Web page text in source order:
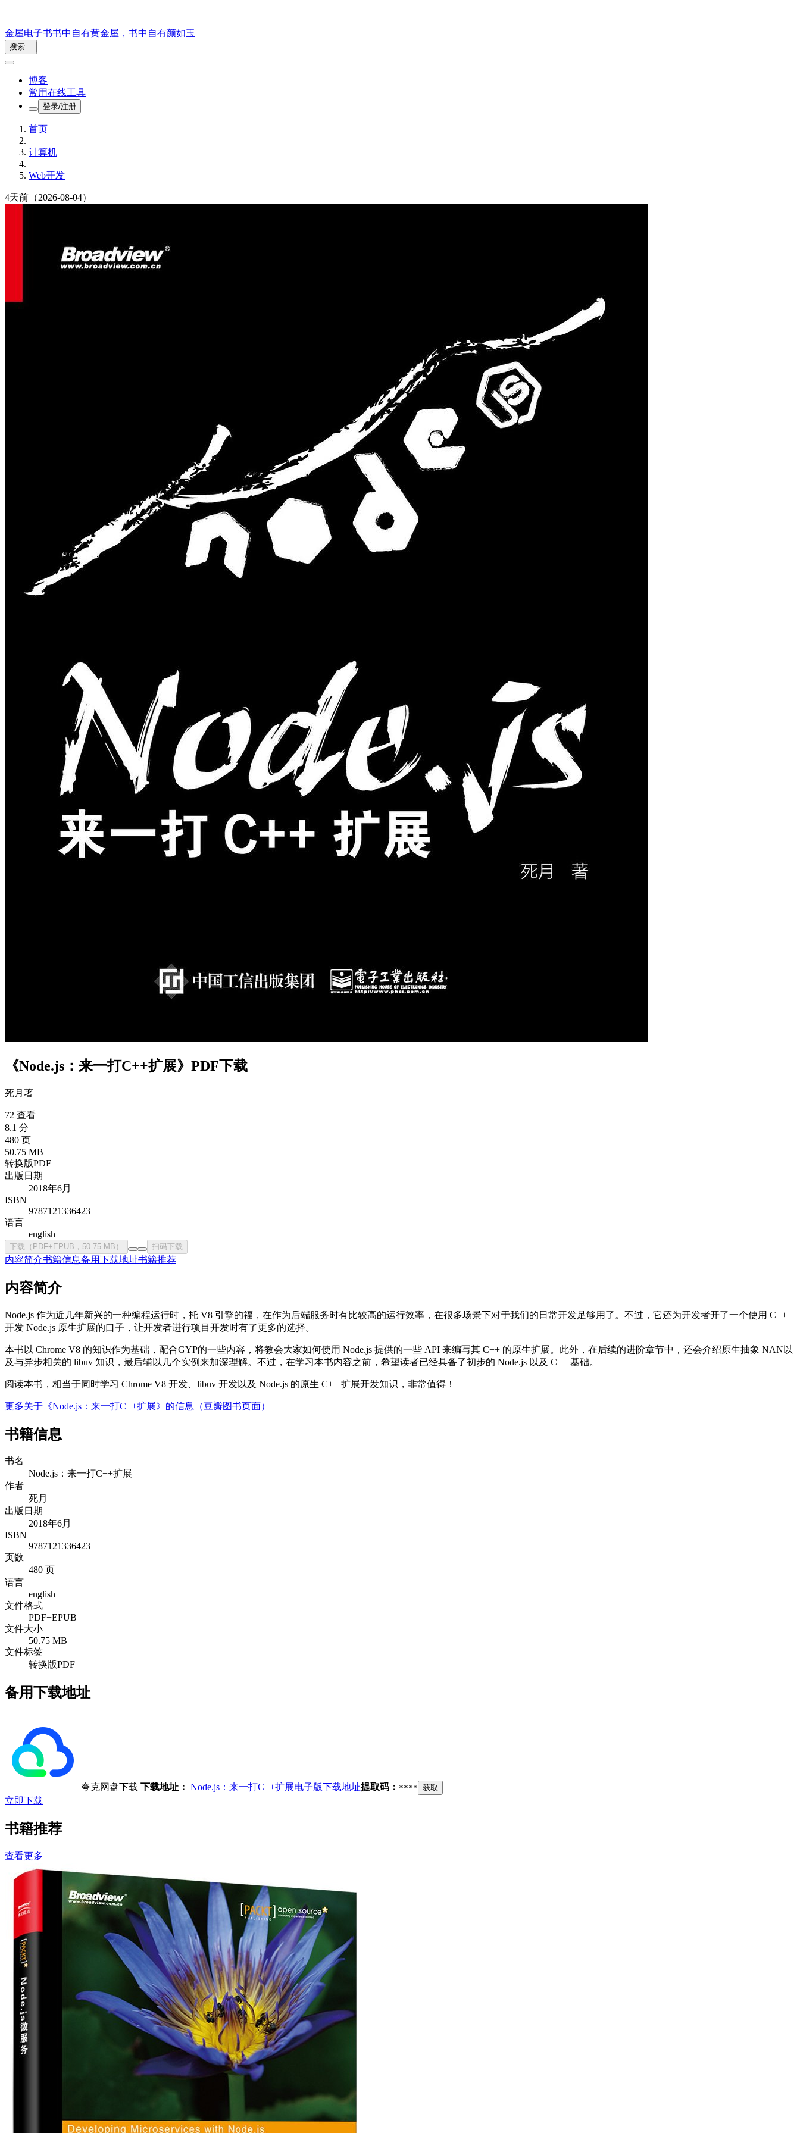
金屋电子书书中自有黄金屋，书中自有颜如玉
搜索...
博客
常用在线工具
登录/注册
首页
计算机
Web开发
4天前 （2026-08-04）
《Node.js：来一打C++扩展》PDF下载
死月 著
72 查看
8.1 分
480 页
50.75 MB
转换版PDF
出版日期
2018年6月
ISBN
9787121336423
语言
english
下载（PDF+EPUB，50.75 MB） 扫码下载
内容简介书籍信息备用下载地址书籍推荐
内容简介
Node.js 作为近几年新兴的一种编程运行时，托 V8 引擎的福，在作为后端服务时有比较高的运行效率，在很多场景下对于我们的日常开发足够用了。不过，它还为开发者开了一个使用 C++
开发 Node.js 原生扩展的口子，让开发者进行项目开发时有了更多的选择。
本书以 Chrome V8 的知识作为基础，配合GYP的一些内容，将教会大家如何使用 Node.js 提供的一些 API 来编写其 C++ 的原生扩展。此外，在后续的进阶章节中，还会介绍原生抽象 NAN以
及与异步相关的 libuv 知识，最后辅以几个实例来加深理解。不过，在学习本书内容之前，希望读者已经具备了初步的 Node.js 以及 C++ 基础。
阅读本书，相当于同时学习 Chrome V8 开发、libuv 开发以及 Node.js 的原生 C++ 扩展开发知识，非常值得！
更多关于《Node.js：来一打C++扩展》的信息（豆瓣图书页面）
书籍信息
书名
Node.js：来一打C++扩展
作者
死月
出版日期
2018年6月
ISBN
9787121336423
页数
480 页
语言
english
文件格式
PDF+EPUB
文件大小
50.75 MB
文件标签
转换版PDF
备用下载地址
夸克网盘下载 下载地址： Node.js：来一打C++扩展电子版下载地址提取码： **** 获取
立即下载
书籍推荐
查看更多